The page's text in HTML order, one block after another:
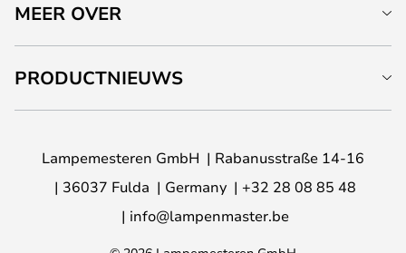
MEER OVER
PRODUCTNIEUWS
Lampemesteren GmbH
Rabanusstraße 14-16
36037 Fulda
Germany
+32 28 08 85 48
info@lampenmaster.be